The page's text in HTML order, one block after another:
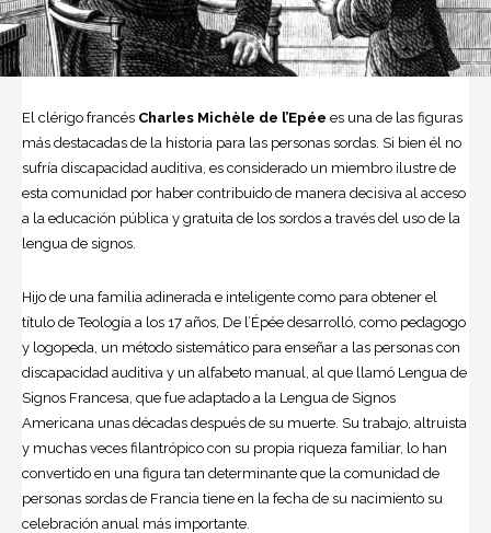
El clérigo francés Charles Michèle de l’Epée es una de las figuras
más destacadas de la historia para las personas sordas. Si bien él no
sufría discapacidad auditiva, es considerado un miembro ilustre de
esta comunidad por haber contribuido de manera decisiva al acceso
a la educación pública y gratuita de los sordos a través del uso de la
lengua de signos.
Hijo de una familia adinerada e inteligente como para obtener el
título de Teología a los 17 años, De l’Épée desarrolló, como pedagogo
y logopeda, un método sistemático para enseñar a las personas con
discapacidad auditiva y un alfabeto manual, al que llamó Lengua de
Signos Francesa, que fue adaptado a la Lengua de Signos
Americana unas décadas después de su muerte. Su trabajo, altruista
y muchas veces filantrópico con su propia riqueza familiar, lo han
convertido en una figura tan determinante que la comunidad de
personas sordas de Francia tiene en la fecha de su nacimiento su
celebración anual más importante.